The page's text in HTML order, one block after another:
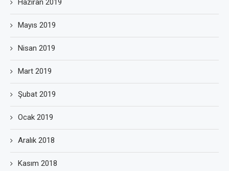
Haziran 2019
Mayıs 2019
Nisan 2019
Mart 2019
Şubat 2019
Ocak 2019
Aralık 2018
Kasım 2018